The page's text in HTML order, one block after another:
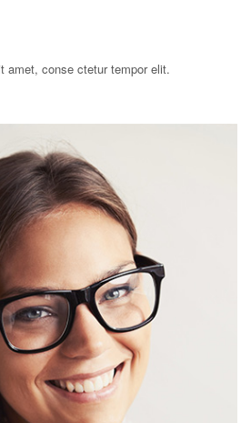
amet, conse ctetur tempor elit.